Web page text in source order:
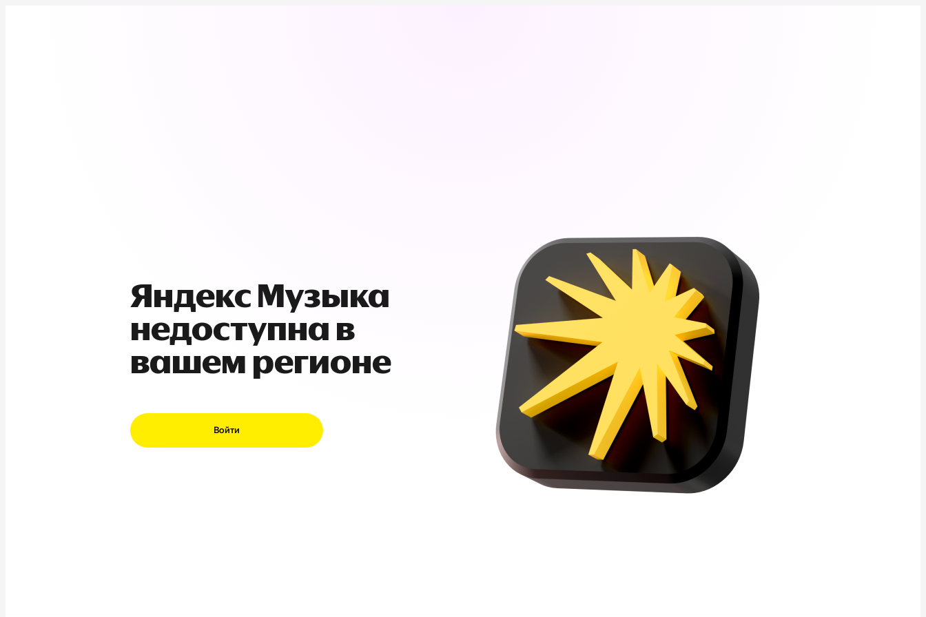
Яндекс Музыка
недоступна в
вашем регионе
Войти